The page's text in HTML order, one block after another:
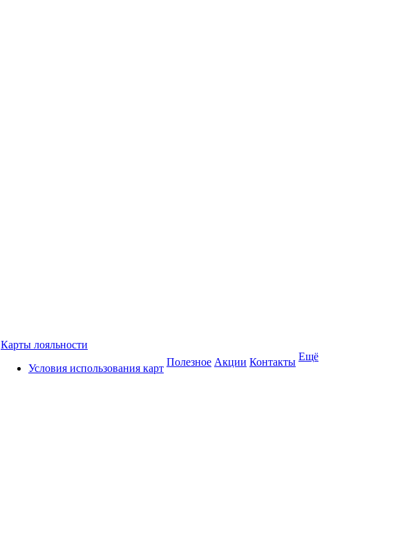
Карты лояльности
Условия использования карт
Полезное Акции Контакты Ещё